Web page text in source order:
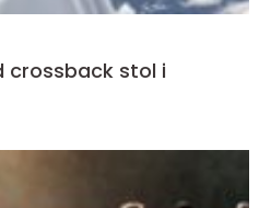
crossback stol i